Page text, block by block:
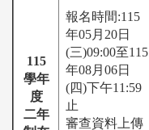
115
學年
度
二年
報名時間:115
年05月20日
(三)09:00至115
年08月06日
(四)下午11:59
止
審查資料上傳